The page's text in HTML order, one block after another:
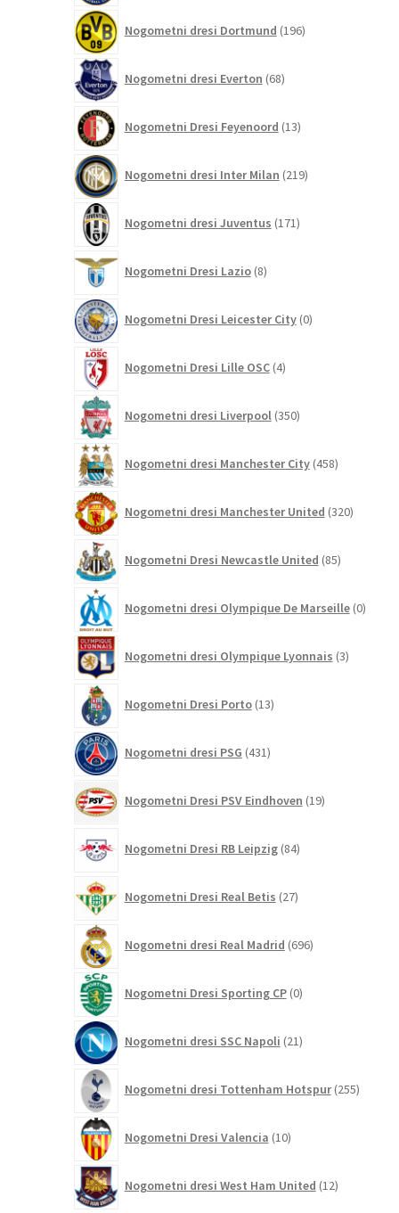
Nogometni dresi Dortmund 196izdelkov
Nogometni dresi Everton 68izdelkov
Nogometni Dresi Feyenoord 13izdelkov
Nogometni dresi Inter Milan 219izdelkov
Nogometni dresi Juventus 171izdelkov
Nogometni Dresi Lazio 8izdelkov
Nogometni Dresi Leicester City 0izdelkov
Nogometni Dresi Lille OSC 4izdelki
Nogometni dresi Liverpool 350izdelkov
Nogometni dresi Manchester City 458izdelkov
Nogometni dresi Manchester United 320izdelkov
Nogometni Dresi Newcastle United 85izdelkov
Nogometni dresi Olympique De Marseille 0
Nogometni dresi Olympique Lyonnais 3izdelki
Nogometni Dresi Porto 13izdelkov
Nogometni dresi PSG 431izdelkov
Nogometni Dresi PSV Eindhoven 19izdelkov
Nogometni Dresi RB Leipzig 84izdelkov
Nogometni Dresi Real Betis 27izdelkov
Nogometni dresi Real Madrid 696izdelkov
Nogometni Dresi Sporting CP 0izdelkov
Nogometni dresi SSC Napoli 21izdelkov
Nogometni dresi Tottenham Hotspur 255
Nogometni Dresi Valencia 10izdelkov
Nogometni dresi West Ham United 12izdelkov